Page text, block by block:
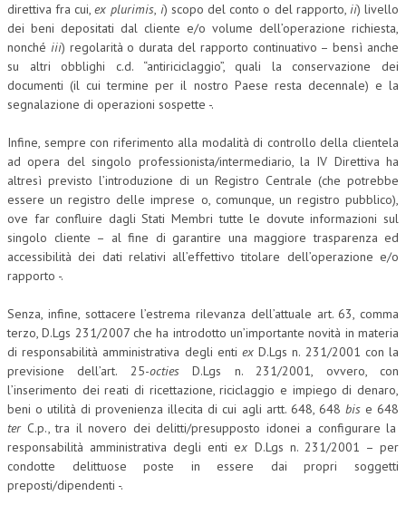
direttiva fra cui,ex plurimis, i) scopo del conto o del rapporto, ii) livello
dei beni depositati dal cliente e/o volume dell’operazione richiesta,
nonché iii) regolarità o durata del rapporto continuativo – bensì anche
su altri obblighi c.d. “antiriciclaggio”, quali la conservazione dei
documenti (il cui termine per il nostro Paese resta decennale) e la
segnalazione di operazioni sospette -.
Infine, sempre con riferimento alla modalità di controllo della clientela
ad opera del singolo professionista/intermediario, la IV Direttiva ha
altresì previsto l’introduzione di un Registro Centrale (che potrebbe
essere un registro delle imprese o, comunque, un registro pubblico),
ove far confluire dagli Stati Membri tutte le dovute informazioni sul
singolo cliente – al fine di garantire una maggiore trasparenza ed
accessibilità dei dati relativi all’effettivo titolare dell’operazione e/o
rapporto -.
Senza, infine, sottacere l’estrema rilevanza dell’attuale art. 63, comma
terzo, D.Lgs 231/2007 che ha introdotto un’importante novità in materia
di responsabilità amministrativa degli enti ex D.Lgs n. 231/2001 con la
previsione dell’art. 25-octiesD.Lgs n. 231/2001, ovvero, con
l’inserimento dei reati di ricettazione, riciclaggio e impiego di denaro,
beni o utilità di provenienza illecita di cui agli artt. 648, 648 bis e 648
terC.p., tra il novero dei delitti/presupposto idonei a configurare la
responsabilità amministrativa degli enti ex D.Lgs n. 231/2001 – per
condotte delittuose poste in essere dai propri soggetti
preposti/dipendenti -.